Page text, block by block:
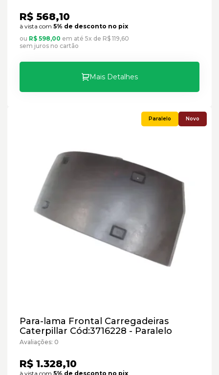
R$ 568,10
à vista com 5% de desconto no pix
ou R$ 598,00 em até 5x de R$ 119,60
sem juros no cartão
Mais Detalhes
Novo
Para-lama Frontal Carregadeiras
Caterpillar Cód:3716228 - Paralelo
Avaliações: 0
R$ 1.328,10
à vista com 5% de desconto no pix